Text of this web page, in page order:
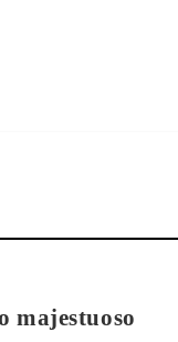
majestuoso